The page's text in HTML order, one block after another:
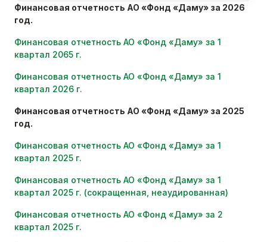
Финансовая отчетность АО «Фонд «Даму» за 2026
год.
Финансовая отчетность АО «Фонд «Даму» за 1
квартал 2065 г.
Финансовая отчетность АО «Фонд «Даму» за 1
квартал 2026 г.
Финансовая отчетность АО «Фонд «Даму» за 2025
год.
Финансовая отчетность АО «Фонд «Даму» за 1
квартал 2025 г.
Финансовая отчетность АО «Фонд «Даму» за 1
квартал 2025 г. (сокращенная, неаудированная)
Финансовая отчетность АО «Фонд «Даму» за 2
квартал 2025 г.